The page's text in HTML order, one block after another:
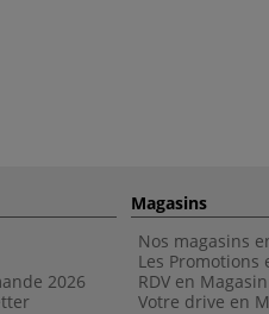
2026
Magasins
Nos magasins
Les Promotions
RDV en Magasin
Votre drive en